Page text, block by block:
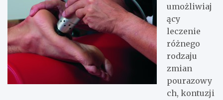
umożliwiaj
ący
leczenie
różnego
rodzaju
zmian
pourazowy
ch, kontuzji